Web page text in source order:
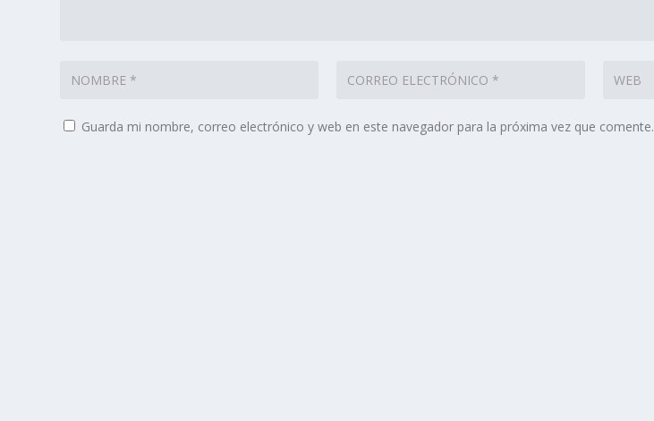
Guarda mi nombre, correo electrónico y web en este navegador para la próxima vez que comente.